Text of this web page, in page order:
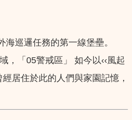
巡邏任務的第一線堡壘。
，「05警戒區」 如今以‹‹風起
居住於此的人們與家園記憶，